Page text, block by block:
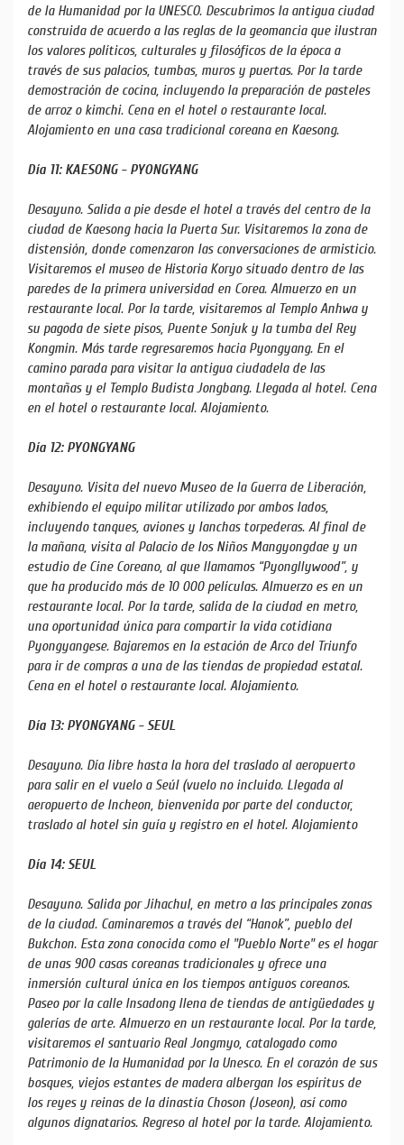
de la Humanidad por la UNESCO. Descubrimos la antigua ciudad
construida de acuerdo a las reglas de la geomancia que ilustran
los valores políticos, culturales y filosóficos de la época a
través de sus palacios, tumbas, muros y puertas. Por la tarde
demostración de cocina, incluyendo la preparación de pasteles
de arroz o kimchi. Cena en el hotel o restaurante local.
Alojamiento en una casa tradicional coreana en Kaesong.
Día 11: KAESONG - PYONGYANG
Desayuno. Salida a pie desde el hotel a través del centro de la
ciudad de Kaesong hacia la Puerta Sur. Visitaremos la zona de
distensión, donde comenzaron las conversaciones de armisticio.
Visitaremos el museo de Historia Koryo situado dentro de las
paredes de la primera universidad en Corea. Almuerzo en un
restaurante local. Por la tarde, visitaremos al Templo Anhwa y
su pagoda de siete pisos, Puente Sonjuk y la tumba del Rey
Kongmin. Más tarde regresaremos hacia Pyongyang. En el
camino parada para visitar la antigua ciudadela de las
montañas y el Templo Budista Jongbang. Llegada al hotel. Cena
en el hotel o restaurante local. Alojamiento.
Día 12: PYONGYANG
Desayuno. Visita del nuevo Museo de la Guerra de Liberación,
exhibiendo el equipo militar utilizado por ambos lados,
incluyendo tanques, aviones y lanchas torpederas. Al final de
la mañana, visita al Palacio de los Niños Mangyongdae y un
estudio de Cine Coreano, al que llamamos “Pyongllywood”, y
que ha producido más de 10 000 películas. Almuerzo es en un
restaurante local. Por la tarde, salida de la ciudad en metro,
una oportunidad única para compartir la vida cotidiana
Pyongyangese. Bajaremos en la estación de Arco del Triunfo
para ir de compras a una de las tiendas de propiedad estatal.
Cena en el hotel o restaurante local. Alojamiento.
Día 13: PYONGYANG - SEUL
Desayuno. Día libre hasta la hora del traslado al aeropuerto
para salir en el vuelo a Seúl (vuelo no incluido. Llegada al
aeropuerto de Incheon, bienvenida por parte del conductor,
traslado al hotel sin guía y registro en el hotel. Alojamiento
Día 14: SEUL
Desayuno. Salida por Jihachul, en metro a las principales zonas
de la ciudad. Caminaremos a través del “Hanok”, pueblo del
Bukchon. Esta zona conocida como el "Pueblo Norte" es el hogar
de unas 900 casas coreanas tradicionales y ofrece una
inmersión cultural única en los tiempos antiguos coreanos.
Paseo por la calle Insadong llena de tiendas de antigüedades y
galerías de arte. Almuerzo en un restaurante local. Por la tarde,
visitaremos el santuario Real Jongmyo, catalogado como
Patrimonio de la Humanidad por la Unesco. En el corazón de sus
bosques, viejos estantes de madera albergan los espíritus de
los reyes y reinas de la dinastía Choson (Joseon), así como
algunos dignatarios. Regreso al hotel por la tarde. Alojamiento.